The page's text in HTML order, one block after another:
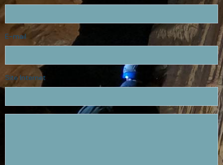
E-mail
Site Internet